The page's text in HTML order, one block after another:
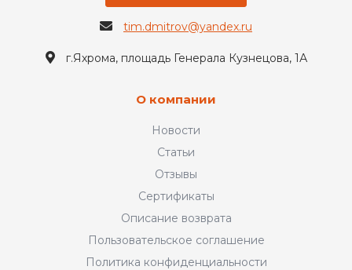
tim.dmitrov@yandex.ru
г.Яхрома, площадь Генерала Кузнецова, 1А
О компании
Новости
Статьи
Отзывы
Сертификаты
Описание возврата
Пользовательское соглашение
Политика конфиденциальности